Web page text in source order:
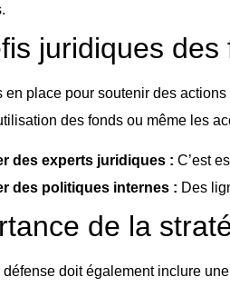
juridiques
en place pour soutenir des
des fonds ou même les
des experts juridiques : C’est
des politiques internes : Des
de la
défense doit également inclure